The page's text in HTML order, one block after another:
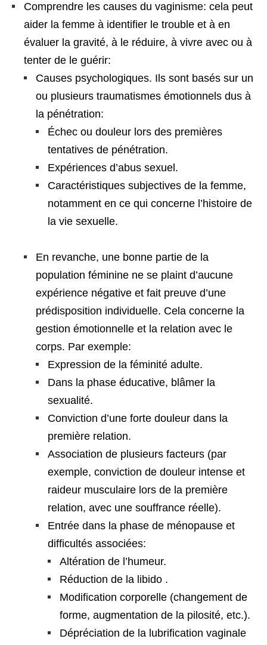
Comprendre les causes du vaginisme: cela peut
aider la femme à identifier le trouble et à en
évaluer la gravité, à le réduire, à vivre avec ou à
tenter de le guérir:
Causes psychologiques. Ils sont basés sur un
ou plusieurs traumatismes émotionnels dus à
la pénétration:
Échec ou douleur lors des premières
tentatives de pénétration.
Expériences d’abus sexuel.
Caractéristiques subjectives de la femme,
notamment en ce qui concerne l’histoire de
la vie sexuelle.
En revanche, une bonne partie de la
population féminine ne se plaint d’aucune
expérience négative et fait preuve d’une
prédisposition individuelle. Cela concerne la
gestion émotionnelle et la relation avec le
corps. Par exemple:
Expression de la féminité adulte.
Dans la phase éducative, blâmer la
sexualité.
Conviction d’une forte douleur dans la
première relation.
Association de plusieurs facteurs (par
exemple, conviction de douleur intense et
raideur musculaire lors de la première
relation, avec une souffrance réelle).
Entrée dans la phase de ménopause et
difficultés associées:
Altération de l’humeur.
Réduction de la libido .
Modification corporelle (changement de
forme, augmentation de la pilosité, etc.).
Dépréciation de la lubrification vaginale